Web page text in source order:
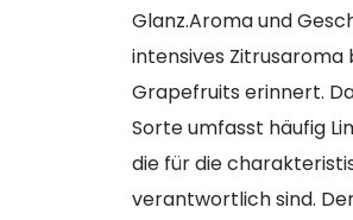
Glanz.Aroma und
intensives Zitrusaroma
Grapefruits erinnert.
Sorte umfasst häufig
die für die
verantwortlich sind.